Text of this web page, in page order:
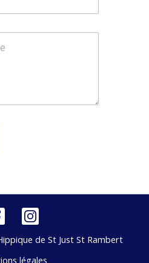
de St Just St Rambert
légales